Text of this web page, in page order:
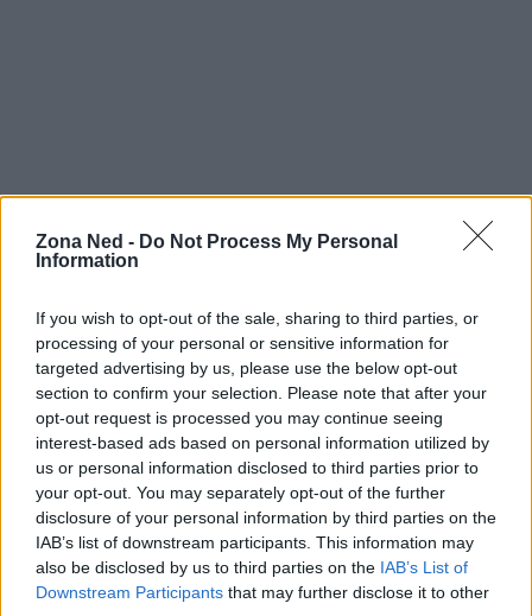
Zona Ned - Do Not Process My Personal
Information
If you wish to opt-out of the sale, sharing to third parties, or
processing of your personal or sensitive information for
targeted advertising by us, please use the below opt-out
section to confirm your selection. Please note that after your
opt-out request is processed you may continue seeing
interest-based ads based on personal information utilized by
us or personal information disclosed to third parties prior to
your opt-out. You may separately opt-out of the further
disclosure of your personal information by third parties on the
IAB’s list of downstream participants. This information may
also be disclosed by us to third parties on the IAB’s List of
Downstream Participants that may further disclose it to other
Continua a leggere